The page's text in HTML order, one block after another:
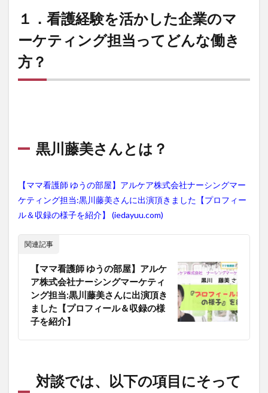
１．看護経験を活かした企業のマ
ーケティング担当ってどんな働き
方？
黒川藤美さんとは？
【ママ看護師 ゆうの部屋】アルケア株式会社ナーシングマー
ケティング担当:黒川藤美さんに出演頂きました【プロフィー
ル＆収録の様子を紹介】 (iedayuu.com)
関連記事
【ママ看護師 ゆうの部屋】アルケ
ア株式会社ナーシングマーケティ
ング担当:黒川藤美さんに出演頂き
ました【プロフィール＆収録の様
子を紹介】
対談では、以下の項目にそって